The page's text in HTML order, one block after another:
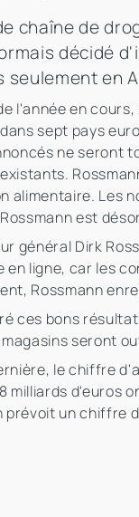
chaîne de
décidé
seulement en
l'année en
sept pays
ne seront
alimentaire. Les
est
général Dirk
en ligne, car les
Rossmann
ces bons
seront
le chiffre
milliards d'euros
prévoit un chiffre